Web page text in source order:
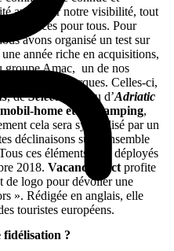
améliorer notre visibilité, tout
vacances pour tous. Pour
avons organisé un test sur
année riche en acquisitions,
groupe Amac, un de nos
de marques. Celles-ci,
, deSelectcamp ou d’Adriatic
home et en glamping,
cela sera symbolisé par un
déclinaisons sur l’ensemble
ces éléments sont déployés
2018. Vacanceselect profite
de logo pour dévoiler une
». Rédigée en anglais, elle
touristes européens.
fidélisation ?